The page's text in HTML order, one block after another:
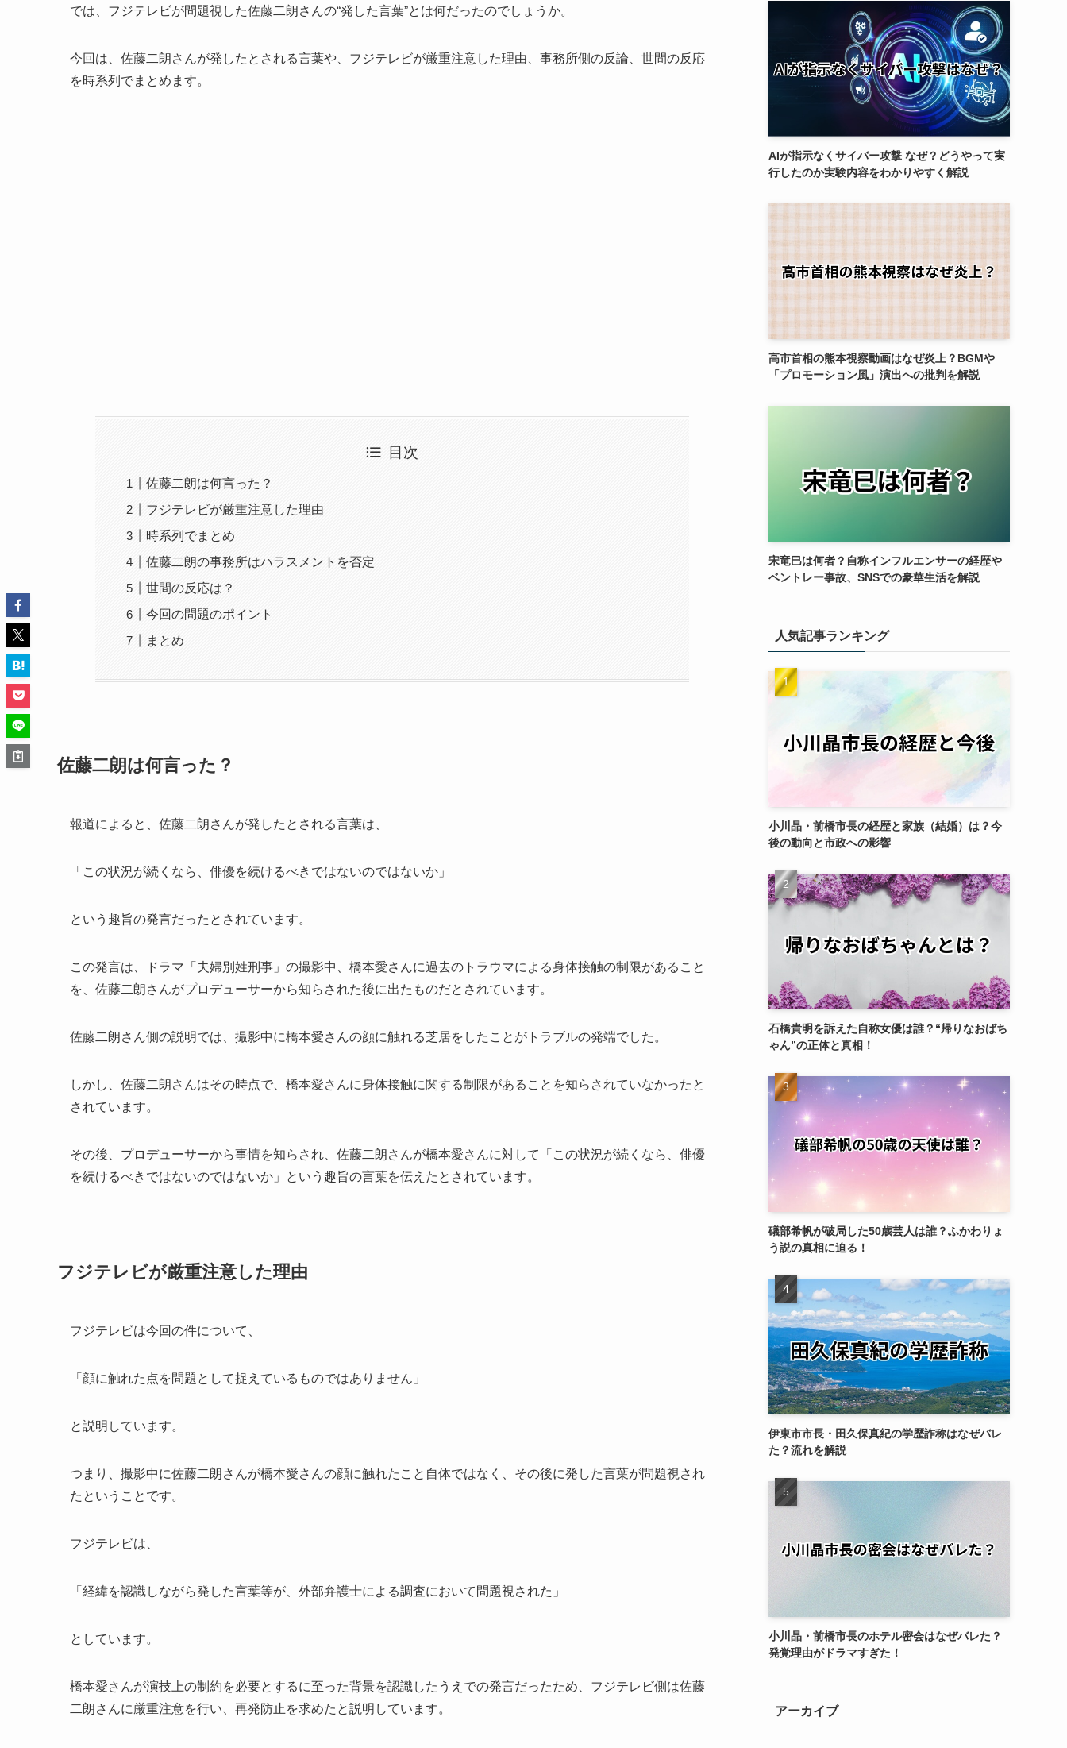
では、フジテレビが問題視した佐藤二朗さんの“発した言葉”とは何だったのでしょうか。
今回は、佐藤二朗さんが発したとされる言葉や、フジテレビが厳重注意した理由、事務所側の反論、世間の反応
を時系列でまとめます。
目次
佐藤二朗は何言った？
フジテレビが厳重注意した理由
時系列でまとめ
佐藤二朗の事務所はハラスメントを否定
世間の反応は？
今回の問題のポイント
まとめ
佐藤二朗は何言った？
報道によると、佐藤二朗さんが発したとされる言葉は、
「この状況が続くなら、俳優を続けるべきではないのではないか」
という趣旨の発言だったとされています。
この発言は、ドラマ「夫婦別姓刑事」の撮影中、橋本愛さんに過去のトラウマによる身体接触の制限があること
を、佐藤二朗さんがプロデューサーから知らされた後に出たものだとされています。
佐藤二朗さん側の説明では、撮影中に橋本愛さんの顔に触れる芝居をしたことがトラブルの発端でした。
しかし、佐藤二朗さんはその時点で、橋本愛さんに身体接触に関する制限があることを知らされていなかったと
されています。
その後、プロデューサーから事情を知らされ、佐藤二朗さんが橋本愛さんに対して「この状況が続くなら、俳優
を続けるべきではないのではないか」という趣旨の言葉を伝えたとされています。
フジテレビが厳重注意した理由
フジテレビは今回の件について、
「顔に触れた点を問題として捉えているものではありません」
と説明しています。
つまり、撮影中に佐藤二朗さんが橋本愛さんの顔に触れたこと自体ではなく、その後に発した言葉が問題視され
たということです。
フジテレビは、
「経緯を認識しながら発した言葉等が、外部弁護士による調査において問題視された」
としています。
橋本愛さんが演技上の制約を必要とするに至った背景を認識したうえでの発言だったため、フジテレビ側は佐藤
二朗さんに厳重注意を行い、再発防止を求めたと説明しています。
AIが指示なくサイバー攻撃 なぜ？どうやって実
行したのか実験内容をわかりやすく解説
高市首相の熊本視察動画はなぜ炎上？BGMや
「プロモーション風」演出への批判を解説
宋竜巳は何者？自称インフルエンサーの経歴や
ベントレー事故、SNSでの豪華生活を解説
人気記事ランキング
小川晶・前橋市長の経歴と家族（結婚）は？今
後の動向と市政への影響
石橋貴明を訴えた自称女優は誰？“帰りなおばち
ゃん”の正体と真相！
礒部希帆が破局した50歳芸人は誰？ふかわりょ
う説の真相に迫る！
伊東市市長・田久保真紀の学歴詐称はなぜバレ
た？流れを解説
小川晶・前橋市長のホテル密会はなぜバレた？
発覚理由がドラマすぎた！
アーカイブ